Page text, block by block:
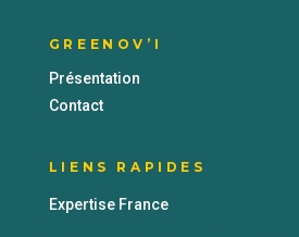
GREENOV’I
Présentation
Contact
LIENS RAPIDES
Expertise France